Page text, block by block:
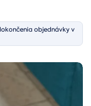
objednávky v